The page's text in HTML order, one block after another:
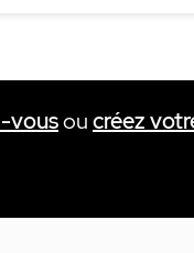
vousoucréez